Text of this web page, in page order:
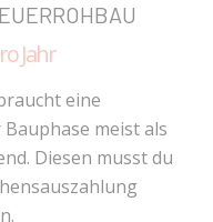
Jahr
eine
meist als
Diesen musst du